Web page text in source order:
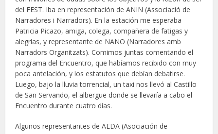
del FEST. Iba en representación de ANIN (Associació de
Narradores i Narradors). En la estación me esperaba
Patricia Picazo, amiga, colega, compañera de fatigas y
alegrías, y representante de NANO (Narradores amb
Narradors Organitzats). Comimos juntas comentando el
programa del Encuentro, que habíamos recibido con muy
poca antelación, y los estatutos que debían debatirse.
Luego, bajo la lluvia torrencial, un taxi nos llevó al Castillo
de San Servando, el albergue donde se llevaría a cabo el
Encuentro durante cuatro días.
Algunos representantes de AEDA (Asociación de